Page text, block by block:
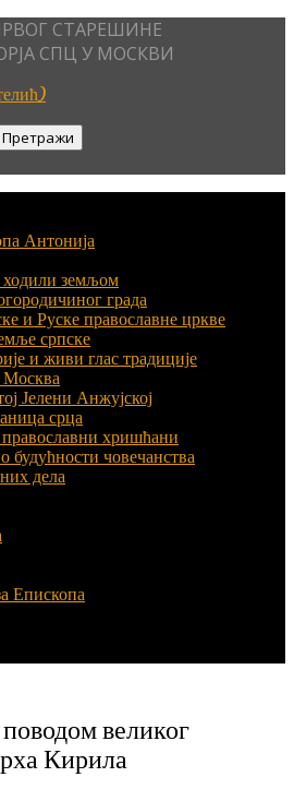
СТАРЕШИНЕ
СПЦ У МОСКВИ
Антонија
ходили земљом
града
и Руске православне цркве
српске
и живи глас традиције
Москва
Јелени Анжујској
срца
хришћани
будућности човечанства
дела
Епископа
великог
Кирила